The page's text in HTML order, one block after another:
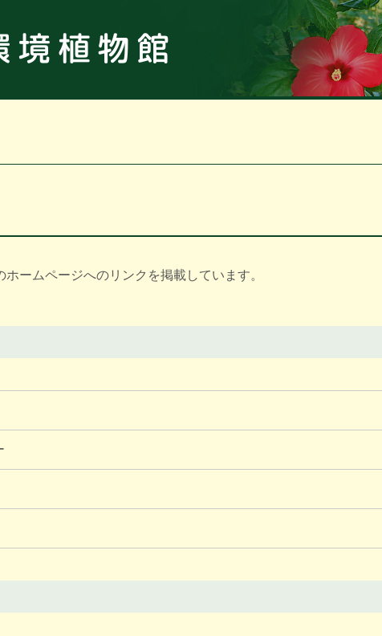
板橋区立
ームページへのリンクを掲載しています。